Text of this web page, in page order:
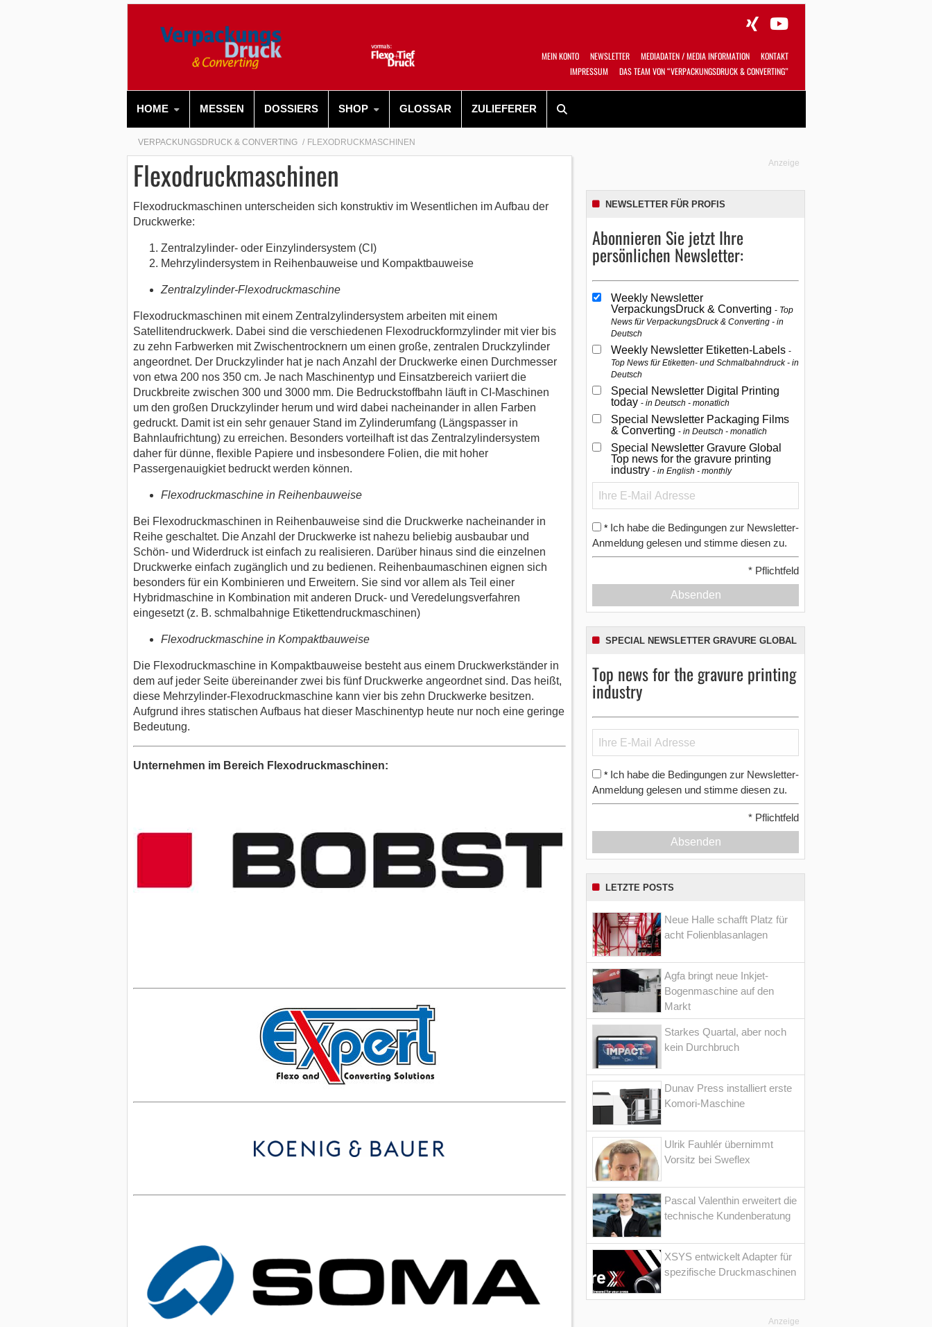
MEIN KONTO NEWSLETTER MEDIADATEN / MEDIA INFORMATION
KONTAKT
IMPRESSUM
DAS TEAM VON “VERPACKUNGSDRUCK & CONVERTING”
HOME MESSEN DOSSIERS SHOP GLOSSAR ZULIEFERER
VERPACKUNGSDRUCK & CONVERTING FLEXODRUCKMASCHINEN
Flexodruckmaschinen
Flexodruckmaschinen unterscheiden sich konstruktiv im Wesentlichen im Aufbau der
Druckwerke:
Zentralzylinder- oder Einzylindersystem (CI)
Mehrzylindersystem in Reihenbauweise und Kompaktbauweise
Zentralzylinder-Flexodruckmaschine
Flexodruckmaschinen mit einem Zentralzylindersystem arbeiten mit einem
Satellitendruckwerk. Dabei sind die verschiedenen Flexodruckformzylinder mit vier bis
zu zehn Farbwerken mit Zwischentrocknern um einen große, zentralen Druckzylinder
angeordnet. Der Druckzylinder hat je nach Anzahl der Druckwerke einen Durchmesser
von etwa 200 nos 350 cm. Je nach Maschinentyp und Einsatzbereich variiert die
Druckbreite zwischen 300 und 3000 mm. Die Bedruckstoffbahn läuft in CI-Maschinen
um den großen Druckzylinder herum und wird dabei nacheinander in allen Farben
gedruckt. Damit ist ein sehr genauer Stand im Zylinderumfang (Längspasser in
Bahnlaufrichtung) zu erreichen. Besonders vorteilhaft ist das Zentralzylindersystem
daher für dünne, flexible Papiere und insbesondere Folien, die mit hoher
Passergenauigkiet bedruckt werden können.
Flexodruckmaschine in Reihenbauweise
Bei Flexodruckmaschinen in Reihenbauweise sind die Druckwerke nacheinander in
Reihe geschaltet. Die Anzahl der Druckwerke ist nahezu beliebig ausbaubar und
Schön- und Widerdruck ist einfach zu realisieren. Darüber hinaus sind die einzelnen
Druckwerke einfach zugänglich und zu bedienen. Reihenbaumaschinen eignen sich
besonders für ein Kombinieren und Erweitern. Sie sind vor allem als Teil einer
Hybridmaschine in Kombination mit anderen Druck- und Veredelungsverfahren
eingesetzt (z. B. schmalbahnige Etikettendruckmaschinen)
Flexodruckmaschine in Kompaktbauweise
Die Flexodruckmaschine in Kompaktbauweise besteht aus einem Druckwerkständer in
dem auf jeder Seite übereinander zwei bis fünf Druckwerke angeordnet sind. Das heißt,
diese Mehrzylinder-Flexodruckmaschine kann vier bis zehn Druckwerke besitzen.
Aufgrund ihres statischen Aufbaus hat dieser Maschinentyp heute nur noch eine geringe
Bedeutung.
Unternehmen im Bereich Flexodruckmaschinen:
Anzeige
NEWSLETTER FÜR PROFIS
Abonnieren Sie jetzt Ihre
persönlichen Newsletter:
Weekly Newsletter
VerpackungsDruck & Converting Top
News für VerpackungsDruck & Converting - in
Deutsch
Weekly Newsletter Etiketten-Labels
Top News für Etiketten- und Schmalbahndruck - in
Deutsch
Special Newsletter Digital Printing
today in Deutsch - monatlich
Special Newsletter Packaging Films
& Converting in Deutsch - monatlich
Special Newsletter Gravure Global
Top news for the gravure printing
industry in English - monthly
* Ich habe die Bedingungen zur Newsletter-
Anmeldung gelesen und stimme diesen zu.
* Pflichtfeld
Absenden
SPECIAL NEWSLETTER GRAVURE GLOBAL
Top news for the gravure printing
industry
* Ich habe die Bedingungen zur Newsletter-
Anmeldung gelesen und stimme diesen zu.
* Pflichtfeld
Absenden
LETZTE POSTS
Neue Halle schafft Platz für
acht Folienblasanlagen
Agfa bringt neue Inkjet-
Bogenmaschine auf den
Markt
Starkes Quartal, aber noch
kein Durchbruch
Dunav Press installiert erste
Komori-Maschine
Ulrik Fauhlér übernimmt
Vorsitz bei Sweflex
Pascal Valenthin erweitert die
technische Kundenberatung
XSYS entwickelt Adapter für
spezifische Druckmaschinen
Anzeige